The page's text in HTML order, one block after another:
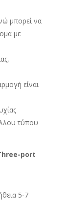
μπορεί να
με
είναι
τύπου
port
5-7